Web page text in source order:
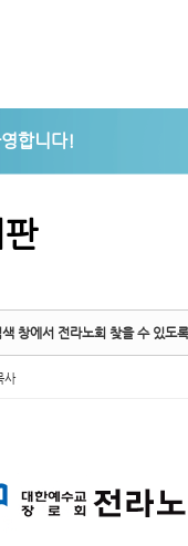
색 창에서 전라노회 찾을 수 있도록
사